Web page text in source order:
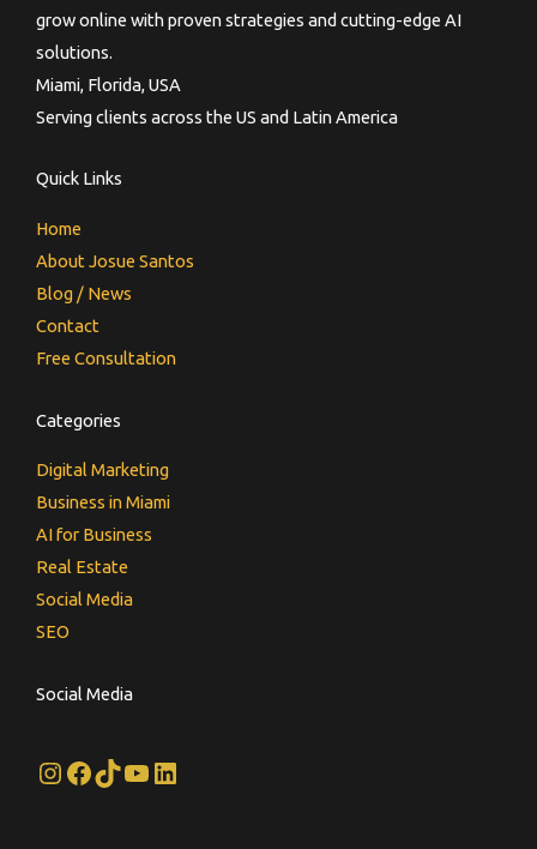
grow online with proven strategies and cutting-edge AI
solutions.
Miami, Florida, USA
Serving clients across the US and Latin America
Quick Links
Home
About Josue Santos
Blog / News
Contact
Free Consultation
Categories
Digital Marketing
Business in Miami
AI for Business
Real Estate
Social Media
SEO
Social Media